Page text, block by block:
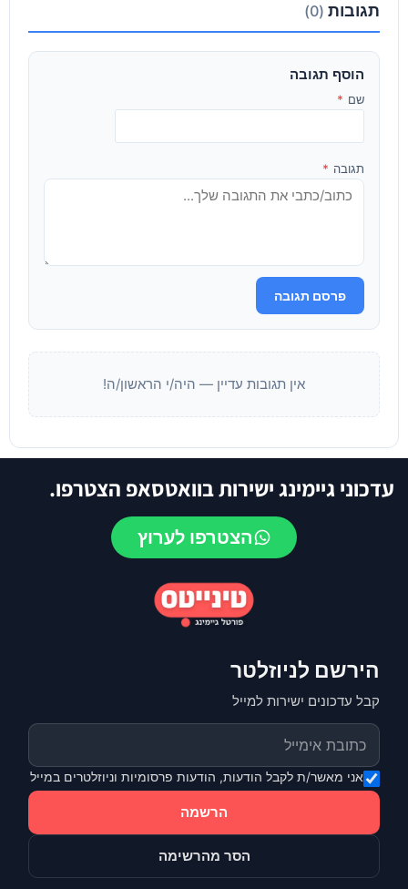
תגובות (0)
הוסף תגובה
שם *
תגובה *
פרסם תגובה
אין תגובות עדיין — היה/י הראשון/ה!
עדכוני גיימינג ישירות בוואטסאפ הצטרפו.
הצטרפו לערוץ
הירשם לניוזלטר
קבל עדכונים ישירות למייל
אני מאשר/ת לקבל הודעות, הודעות פרסומיות וניוזלטרים במייל
הרשמה
הסר מהרשימה